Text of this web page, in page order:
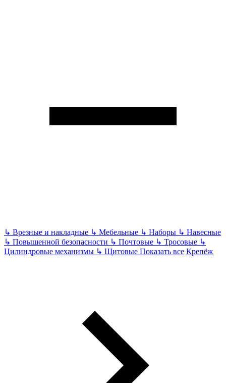
↳ Врезные и накладные ↳ Мебельные ↳ Наборы ↳ Навесные
↳ Повышенной безопасности ↳ Почтовые ↳ Тросовые ↳
Цилиндровые механизмы ↳ Щитовые Показать все Крепёж